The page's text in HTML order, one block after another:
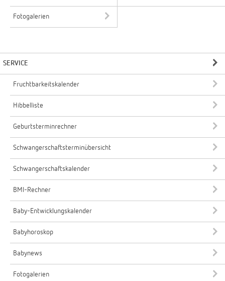
Fotogalerien
SERVICE
Fruchtbarkeitskalender
Hibbelliste
Geburtsterminrechner
Schwangerschaftsterminübersicht
Schwangerschaftskalender
BMI-Rechner
Baby-Entwicklungskalender
Babyhoroskop
Babynews
Fotogalerien